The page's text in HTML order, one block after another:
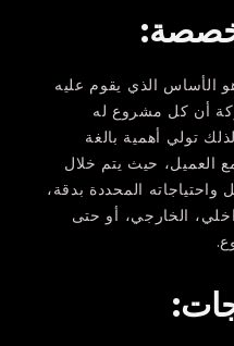
الأساس الذي يقوم عليه
أن كل مشروع له
تولي أهمية بالغة
العميل، حيث يتم خلال
المحددة بدقة،
الخارجي، أو حتى